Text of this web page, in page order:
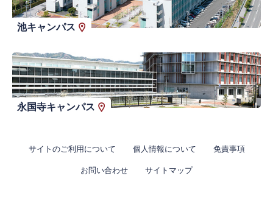
池キャンパス
永国寺キャンパス
サイトのご利用について 個人情報について 免責事項
お問い合わせ サイトマップ